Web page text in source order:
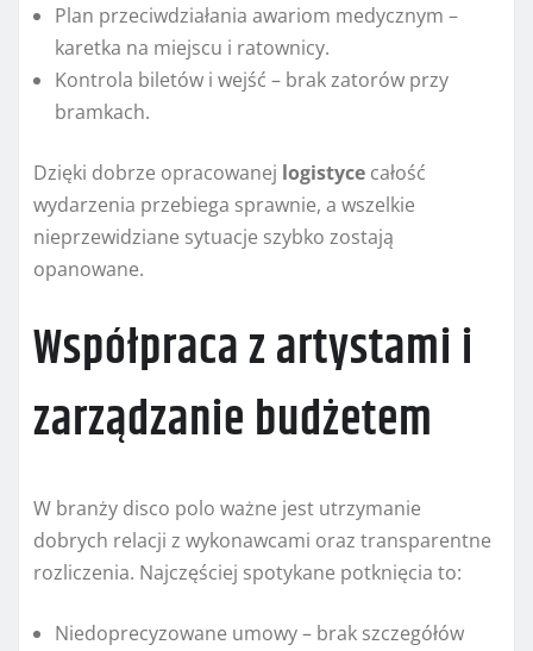
Plan przeciwdziałania awariom medycznym –
karetka na miejscu i ratownicy.
Kontrola biletów i wejść – brak zatorów przy
bramkach.
Dzięki dobrze opracowanej logistyce całość
wydarzenia przebiega sprawnie, a wszelkie
nieprzewidziane sytuacje szybko zostają
opanowane.
Współpraca z artystami i
zarządzanie budżetem
W branży disco polo ważne jest utrzymanie
dobrych relacji z wykonawcami oraz transparentne
rozliczenia. Najczęściej spotykane potknięcia to:
Niedoprecyzowane umowy – brak szczegółów